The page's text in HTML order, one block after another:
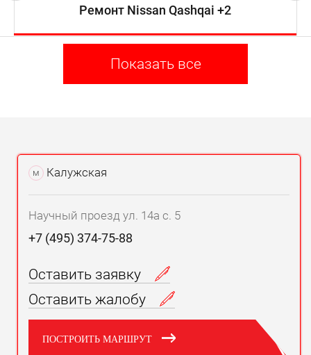
Ремонт Nissan Qashqai +2
Показать все
м Калужская
Научный проезд ул. 14а с. 5
+7 (495) 374-75-88
Оставить заявку
Оставить жалобу
ПОСТРОИТЬ МАРШРУТ